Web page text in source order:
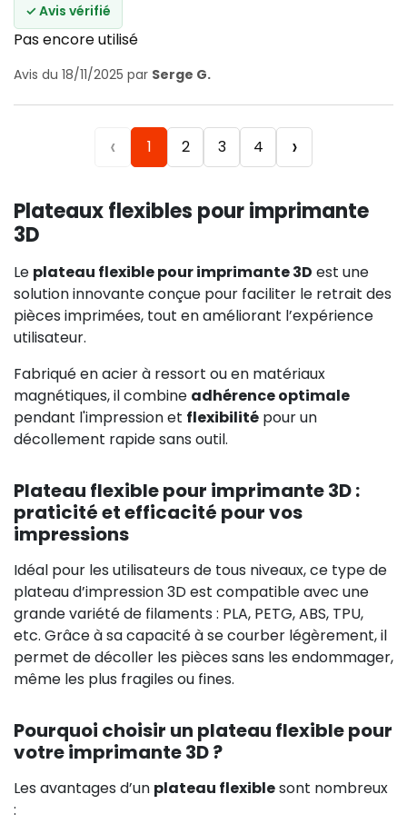
✓ Avis vérifié
Pas encore utilisé
Avis du 18/11/2025 par Serge G.
‹ 1 2 3 4 ›
Plateaux flexibles pour imprimante
3D
Le plateau flexible pour imprimante 3D est une
solution innovante conçue pour faciliter le retrait des
pièces imprimées, tout en améliorant l’expérience
utilisateur.
Fabriqué en acier à ressort ou en matériaux
magnétiques, il combine adhérence optimale
pendant l'impression et flexibilité pour un
décollement rapide sans outil.
Plateau flexible pour imprimante 3D :
praticité et efficacité pour vos
impressions
Idéal pour les utilisateurs de tous niveaux, ce type de
plateau d’impression 3D est compatible avec une
grande variété de filaments : PLA, PETG, ABS, TPU,
etc. Grâce à sa capacité à se courber légèrement, il
permet de décoller les pièces sans les endommager,
même les plus fragiles ou fines.
Pourquoi choisir un plateau flexible pour
votre imprimante 3D ?
Les avantages d’un plateau flexiblesont nombreux
: